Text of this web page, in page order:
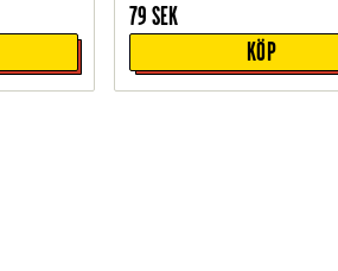
79 SEK
KÖP